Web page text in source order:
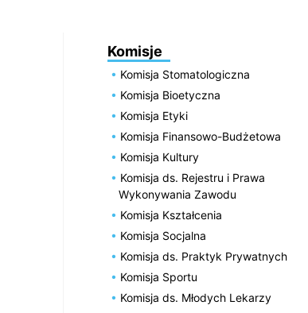
Komisje
Komisja Stomatologiczna
Komisja Bioetyczna
Komisja Etyki
Komisja Finansowo-Budżetowa
Komisja Kultury
Komisja ds. Rejestru i Prawa
Wykonywania Zawodu
Komisja Kształcenia
Komisja Socjalna
Komisja ds. Praktyk Prywatnych
Komisja Sportu
Komisja ds. Młodych Lekarzy